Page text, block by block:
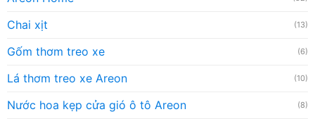
Chai xịt (13)
Gốm thơm treo xe (6)
Lá thơm treo xe Areon (10)
Nước hoa kẹp cửa gió ô tô Areon (8)